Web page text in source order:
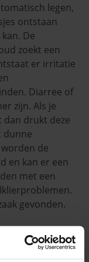
legen,
ontstaan
De
zoekt een
er irritatie
Diarree of
zijn. Als je
drukt deze
dunne
de
en kan er een
met een
gevonden.